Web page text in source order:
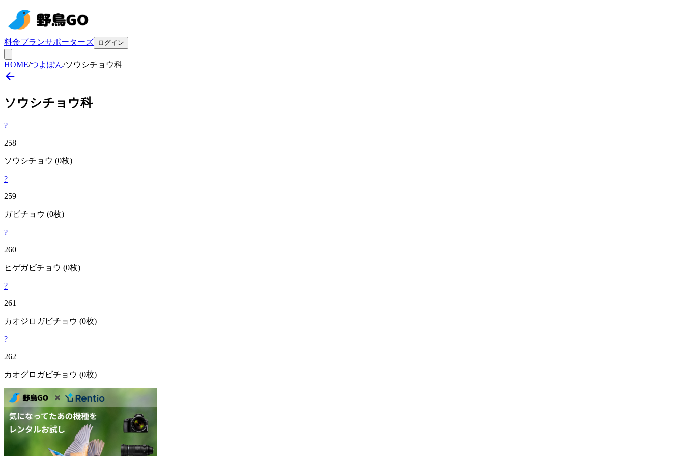
料金プランサポーターズ ログイン
HOME/つよぽん/ソウシチョウ科
ソウシチョウ科
?
258
ソウシチョウ (0枚)
?
259
ガビチョウ (0枚)
?
260
ヒゲガビチョウ (0枚)
?
261
カオジロガビチョウ (0枚)
?
262
カオグロガビチョウ (0枚)